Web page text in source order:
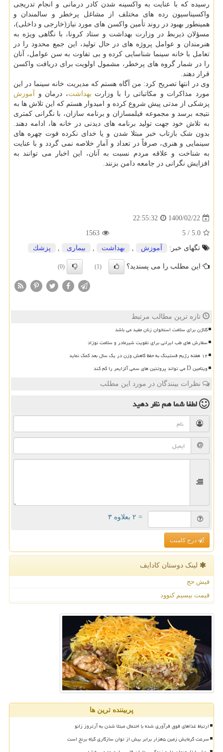
رسیده که با عنایت به واکسینه شدن کادر درمانی و انجام تدریجی
واکسیناسیون رده های مختلف از مشاغل پرخطر و سالمندان و
همینطور بهبود در روند تأمین واکسن های مورد نیاز(خارجی و داخلی)،
مسؤلان ذیربط در وزارت بهداشت و ستاد کرونا، با نگاهی ویژه به
هنرمندان و عوامل پروژه های در حال تولید، این جمع محدود را در
تعامل با خانه سینما شناسایی کرده و بی تفاوت به سن عوامل، آنان
را در شمار گروه های پرخطر، مشمول اولویت برای دریافت واکسن
قرار دهند.
وی در انتها تصریح کرد: من آگاه هستم که مدیریت خانه سینما در این
مورد مذاکرات و مکاتباتی را با وزارت بهداشت، درمان و آموزش
پزشکی از مدتی پیش شروع کرده و امیدوار هستم که این تلاش ها به
نتیجه برسد و مجموعه فیلمسازان و برنامه سازان، با نگرانی کمتری
به تلاش خود جهت تولید برنامه های دیدنی در خانه ها، ادامه دهند.
بدون شک بازتاب خبر مبتلا شدن و یا خدای نکرده فوت چهره های
سینمایی و هنری، صرفاً در تعداد و آمار خلاصه نمی گردد و با عنایت
به شناخت و علاقه مردم نسبت به آنان، این اخبار می توانند به
افزایش نگرانی در جامعه دامن بزنند.
1400/02/22
22:55:32
5.0
/
5
1563
تگهای خبر:
آموزش , بهداشت , بیماری , پزشك
این مطلب را می پسندید؟ (1)
(0)
تازه ترین مطالب مرتبط
کلاژن برای سلامت استخوان زنان مفید می باشد
سفارش های طب ایرانی برای تقویت شیرمادر و سلامت نوزاد
۱۲ هفته رژیم فستینگ به حفظ کاهش وزن در یک سال بعد کمک نماید
ویتامین D می تواند پروتئین های سمی آلزایمر را کم کند
نظرات بینندگان در مورد این مطلب
لطفا شما همنظر دهید
= ۲ بعلاوه ۳
درج کامنت
لینک دوستان كادایف
فیش حج
قیمت بیسیم کنوود
پربیننده ترین ها
ارتباط غذاهای فوق فرآوری شده با احتمال مبتلا شدن به آرتروز زانو
سرعت گرمایش زمین ۵هزار برابر بیش از توان سازگاری گیاه برنج است